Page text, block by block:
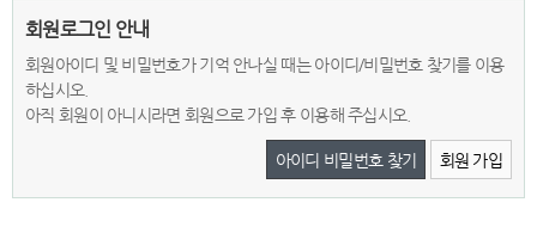
회원로그인 안내
회원아이디 및 비밀번호가 기억 안나실 때는 아이디/비밀번호 찾기를 이용
하십시오.
아직 회원이 아니시라면 회원으로 가입 후 이용해 주십시오.
아이디 비밀번호 찾기 회원 가입